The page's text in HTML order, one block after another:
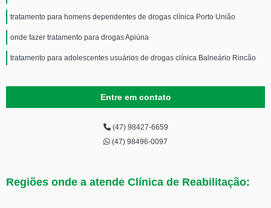
tratamento para homens dependentes de drogas clínica Porto União
onde fazer tratamento para drogas Apiúna
tratamento para adolescentes usuários de drogas clínica Balneário Rincão
Entre em contato
(47) 98427-6659
(47) 98496-0097
Regiões onde a atende Clínica de Reabilitação: